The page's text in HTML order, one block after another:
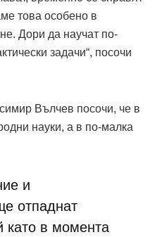
това особено в
Дори да научат по-
задачи“, посочи
Вълчев посочи, че в
науки, а в по-малка
и
отпаднат
като в момента